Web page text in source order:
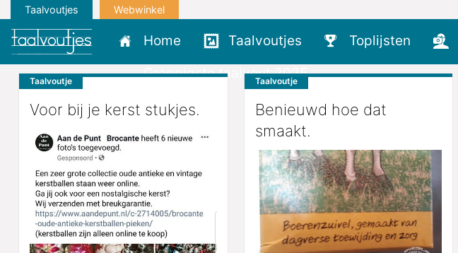
Taalvoutjes Webwinkel
Home Taalvoutjes Toplijsten
Grappigste taalvout 2025
Taalvoutje
Voor bij je kerst stukjes.
Taalvoutje
Benieuwd hoe dat
smaakt.